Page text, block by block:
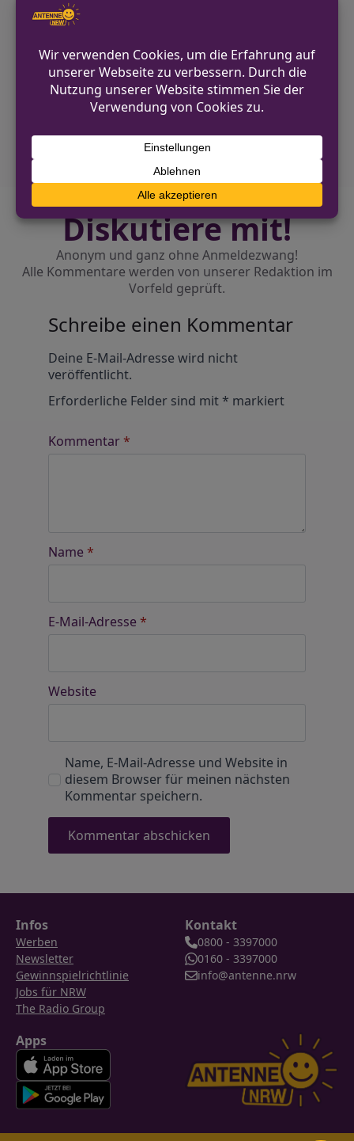
VORHERIGER BEITRAG
Versuchter Einbruch in Heizungs- und
Klimatechnikbetrieb in Brilon
NÄCHSTER BEITRAG
Opel Meriva in Olfen beschädigt
Diskutiere mit!
Anonym und ganz ohne Anmeldezwang!
Alle Kommentare werden von unserer Redaktion im
Vorfeld geprüft.
Schreibe einen Kommentar
Deine E-Mail-Adresse wird nicht
veröffentlicht.
Erforderliche Felder sind mit * markiert
Kommentar*
Name *
E-Mail-Adresse *
Website
Name, E-Mail-Adresse und Website in
diesem Browser für meinen nächsten
Kommentar speichern.
Infos
Werben
Newsletter
Gewinnspielrichtlinie
Jobs für NRW
The Radio Group
Kontakt
0800 - 3397000
0160 - 3397000
info@antenne.nrw
Apps